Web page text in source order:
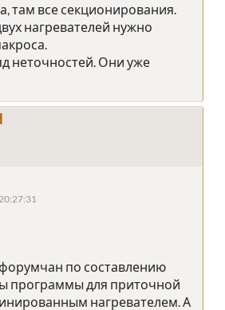
там все секционирования.
нагревателей нужно
неточностей. Они уже
по составлению
программы для приточной
нагревателем. А